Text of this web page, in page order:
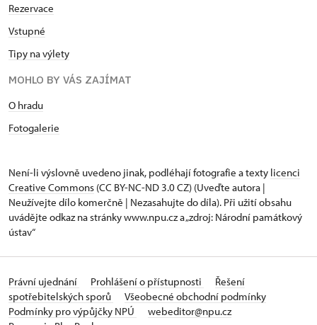
Rezervace
Vstupné
Tipy na výlety
MOHLO BY VÁS ZAJÍMAT
O hradu
Fotogalerie
Není-li výslovně uvedeno jinak, podléhají fotografie a texty licenci
Creative Commons (CC BY-NC-ND 3.0 CZ) (Uveďte autora |
Neužívejte dílo komerčně | Nezasahujte do díla). Při užití obsahu
uvádějte odkaz na stránky www.npu.cz a „zdroj: Národní památkový
ústav“
Právní ujednání Prohlášení o přístupnosti
Řešení
spotřebitelských sporů
Všeobecné obchodní podmínky
Podmínky pro výpůjčky NPÚ
webeditor@npu.cz